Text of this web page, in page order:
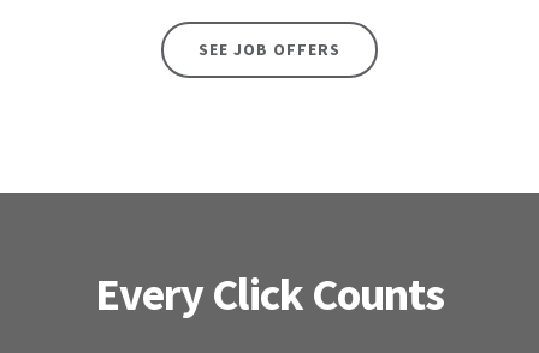
SEE JOB OFFERS
Every Click Counts
Kapcsolat